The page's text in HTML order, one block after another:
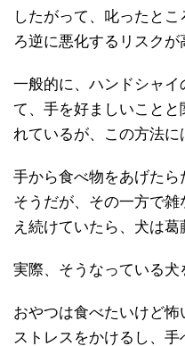
したがって、叱ったと
ろ逆に悪化するリスクが
一般的に、ハンドシャ
て、手を好ましいこと
れているが、この方法に
手から食べ物をあげた
そうだが、その一方で
え続けていたら、犬は葛
実際、そうなっている犬
おやつは食べたいけど
ストレスをかけるし、